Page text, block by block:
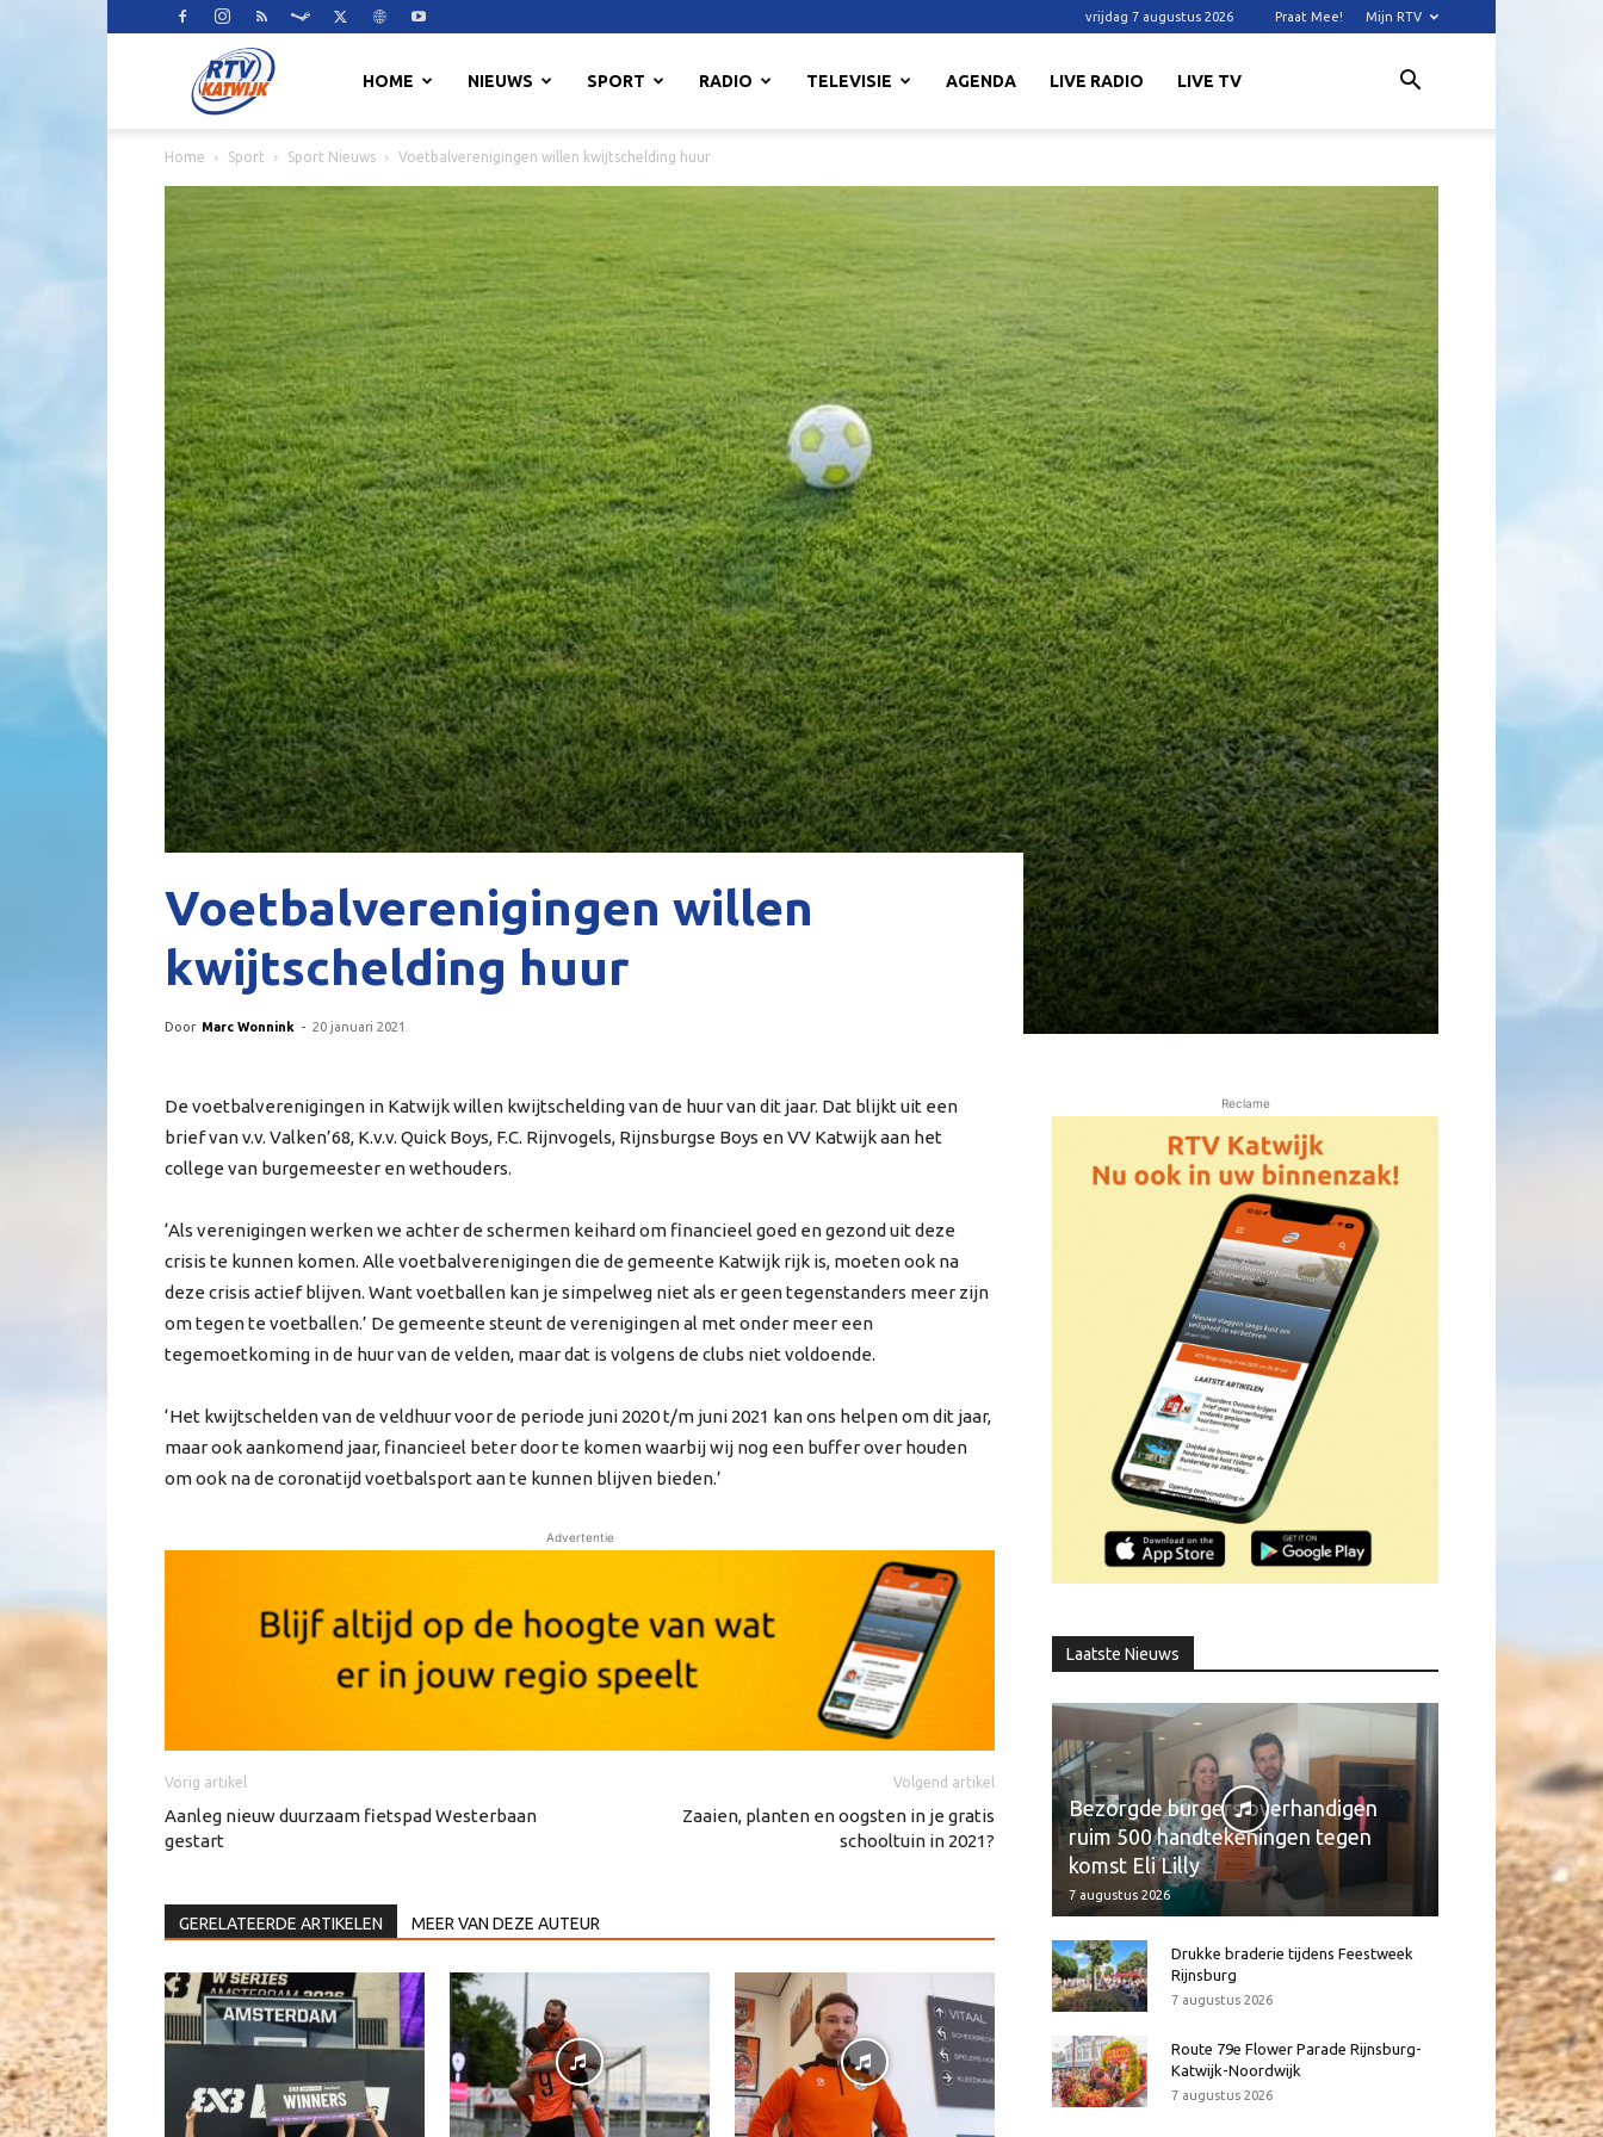
vrijdag 7 augustus 2026 Praat Mee! Mijn RTV
HOME NIEUWS SPORT RADIO TELEVISIE AGENDA LIVE RADIO LIVE TV
Home Sport Sport Nieuws Voetbalverenigingen willen kwijtschelding huur
Voetbalverenigingen willen
kwijtschelding huur
Door Marc Wonnink - 20 januari 2021
De voetbalverenigingen in Katwijk willen kwijtschelding van de huur van dit jaar. Dat blijkt uit een
brief van v.v. Valken’68, K.v.v. Quick Boys, F.C. Rijnvogels, Rijnsburgse Boys en VV Katwijk aan het
college van burgemeester en wethouders.
‘Als verenigingen werken we achter de schermen keihard om financieel goed en gezond uit deze
crisis te kunnen komen. Alle voetbalverenigingen die de gemeente Katwijk rijk is, moeten ook na
deze crisis actief blijven. Want voetballen kan je simpelweg niet als er geen tegenstanders meer zijn
om tegen te voetballen.’ De gemeente steunt de verenigingen al met onder meer een
tegemoetkoming in de huur van de velden, maar dat is volgens de clubs niet voldoende.
‘Het kwijtschelden van de veldhuur voor de periode juni 2020 t/m juni 2021 kan ons helpen om dit jaar,
maar ook aankomend jaar, financieel beter door te komen waarbij wij nog een buffer over houden
om ook na de coronatijd voetbalsport aan te kunnen blijven bieden.’
Advertentie
Vorig artikel
Aanleg nieuw duurzaam fietspad Westerbaan
gestart
Volgend artikel
Zaaien, planten en oogsten in je gratis
schooltuin in 2021?
GERELATEERDE ARTIKELEN MEER VAN DEZE AUTEUR
Reclame
Laatste Nieuws
Bezorgde burgers overhandigen
ruim 500 handtekeningen tegen
komst Eli Lilly
7 augustus 2026
Drukke braderie tijdens Feestweek
Rijnsburg
7 augustus 2026
Route 79e Flower Parade Rijnsburg-
Katwijk-Noordwijk
7 augustus 2026